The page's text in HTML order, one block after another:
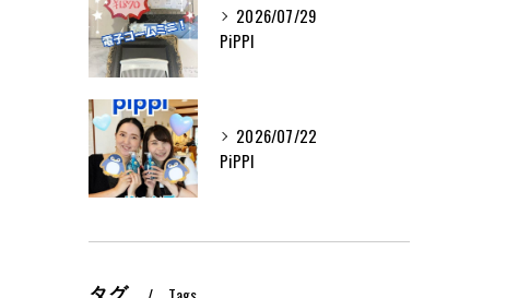
2026/07/29
PiPPI
2026/07/22
PiPPI